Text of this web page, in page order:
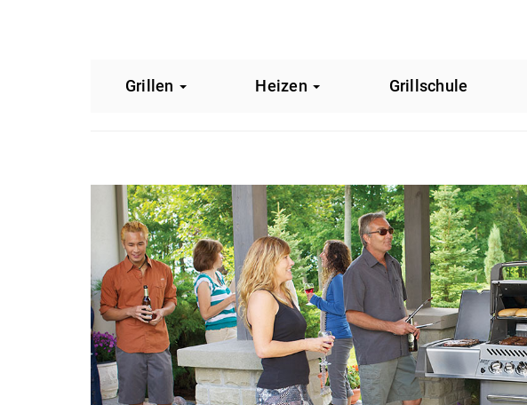
Grillen Heizen Grillschule